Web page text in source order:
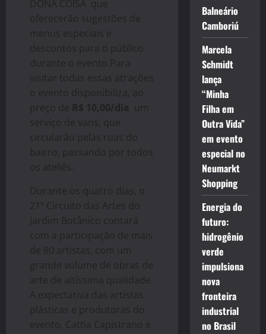
DONA COISA que
oferecerão sugestões de
menus especiais e
descontos para o público
durante o evento.Para
visitar todas essas atrações
o evento disponibiliza, ao
preço de R$ 10,00/dia um
serviço de vans, que
circularão pelas ruas do
bairro, passando por todos
os ateliês.
Durante os quatro dias, o
21º Circuito das Artes do
Jardim Botânico contará
com a participação de mais
de 80 artistas, com um
grande volume de obras de
arte de altíssima qualidade.
A expectativa das artistas
plásticas e produtoras do
evento, Cattia Capistrano e
Balneário
Camboriú
Marcela
Schmidt
lança
“Minha
Filha em
Outra Vida”
em evento
especial no
Neumarkt
Shopping
Energia do
futuro:
hidrogênio
verde
impulsiona
nova
fronteira
industrial
no Brasil